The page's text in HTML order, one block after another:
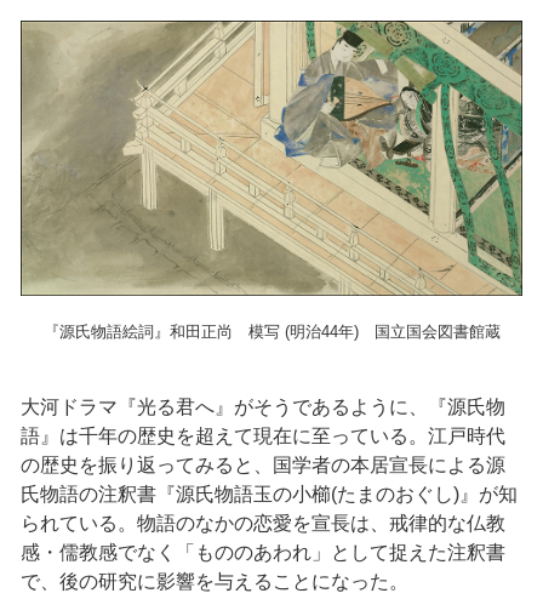
『源氏物語絵詞』和田正尚 模写 (明治44年) 国立国会図書館蔵
大河ドラマ『光る君へ』がそうであるように、『源氏物
語』は千年の歴史を超えて現在に至っている。江戸時代
の歴史を振り返ってみると、国学者の本居宣長による源
氏物語の注釈書『源氏物語玉の小櫛(たまのおぐし)』が知
られている。物語のなかの恋愛を宣長は、戒律的な仏教
感・儒教感でなく「もののあわれ」として捉えた注釈書
で、後の研究に影響を与えることになった。